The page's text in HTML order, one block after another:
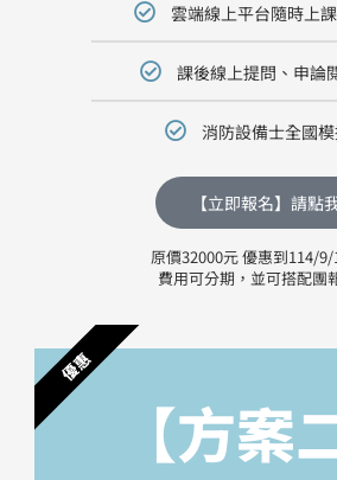
雲端線上平台隨時上
課後線上提問、申論
消防設備士全國
【立即報名】請點
原價32000元 優惠到114/
費用可分期，並可搭配團
優惠
【方案